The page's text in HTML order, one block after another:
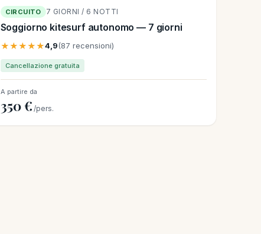
CIRCUITO 7 GIORNI / 6 NOTTI
Soggiorno kitesurf autonomo — 7 giorni
★★★★★4,9(87 recensioni)
Cancellazione gratuita
A partire da
350 € /pers.